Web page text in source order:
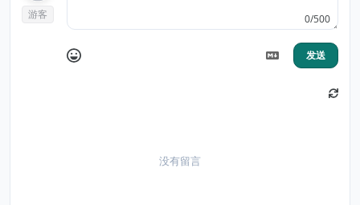
游客 0/500
发送
没有留言